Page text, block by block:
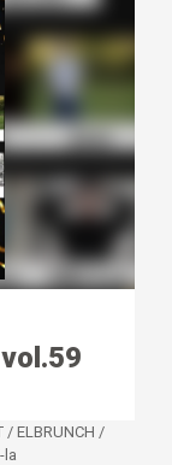
vol.59
/ ELBRUNCH /
la